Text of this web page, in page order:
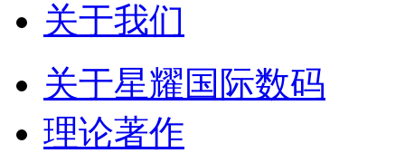
关于我们
关于星耀国际数码
理论著作